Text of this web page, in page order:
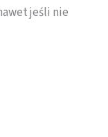
jeśli nie